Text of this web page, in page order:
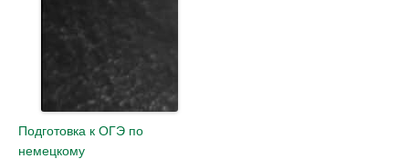
Подготовка к ОГЭ по
немецкому